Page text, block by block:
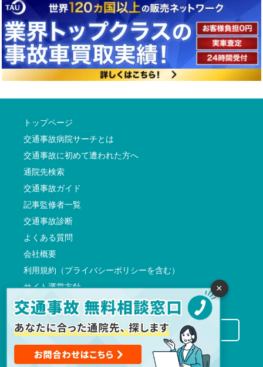
トップページ
交通事故病院サーチとは
交通事故に初めて遭われた方へ
通院先検索
交通事故ガイド
記事監修者一覧
交通事故診断
よくある質問
会社概要
利用規約（プライバシーポリシーを含む）
サイト運営方針
反社会的勢力に対する基本方針
交通事故病院サーチに掲載希望の先生方へ
×